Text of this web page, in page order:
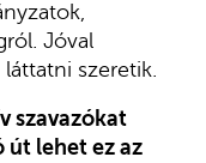
Jóval
szeretik.
szavazókat
út lehet ez az